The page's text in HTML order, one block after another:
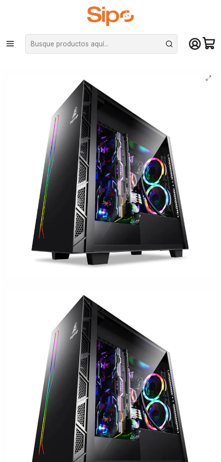
¡Compra hasta mediodía y recibe hoy! De lunes a sábado en el gran
Santiago. Envío gratis desde $29.990
Inicio Componentes PC Gabinete ATX
Gabinete Segotep K1 Full Tower Frontal Con Franja Rgb - negro